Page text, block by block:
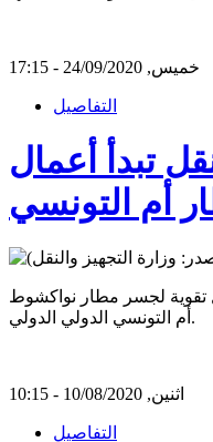
خميس, 24/09/2020 - 17:15
التفاصيل
تبدأ أعمال
أم التونسي
تقوية لجسر مطار نواكشوط
أم التونسي الدولي الدولي.
اثنين, 10/08/2020 - 10:15
التفاصيل